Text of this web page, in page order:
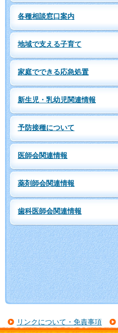
各種相談窓口案内
地域で支える子育て
家庭でできる応急処置
新生児・乳幼児関連情報
予防接種について
医師会関連情報
薬剤師会関連情報
歯科医師会関連情報
リンクについて・免責事項